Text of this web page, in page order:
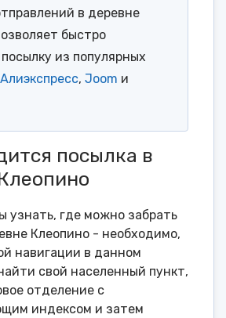
в деревне
быстро
из популярных
Алиэкспресс, Joom и
посылка в
узнать, где можно забрать
Клеопино - необходимо,
навигации в данном
свой населенный пункт,
отделение с
индексом и затем